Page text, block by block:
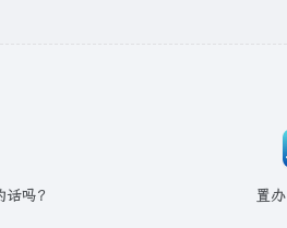
吗？ 置